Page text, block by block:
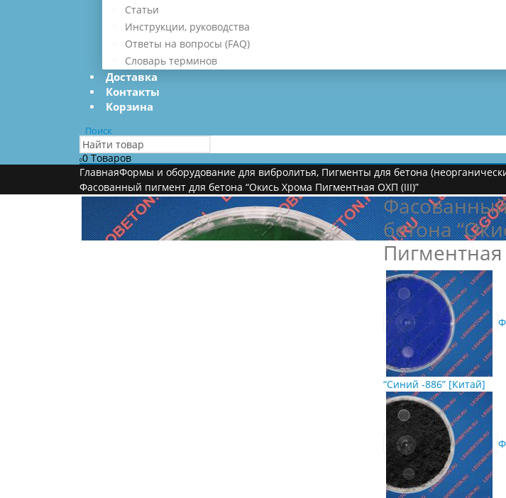
Статьи
Инструкции, руководства
Ответы на вопросы (FAQ)
Словарь терминов
Доставка
Контакты
Корзина
Поиск
00 Товаров
ГлавнаяФормы и оборудование для вибролитья, Пигменты для бетона
Фасованный пигмент для бетона “Окись Хрома Пигментная ОХП (III)”
бетона
“Синий -886” [Китай]